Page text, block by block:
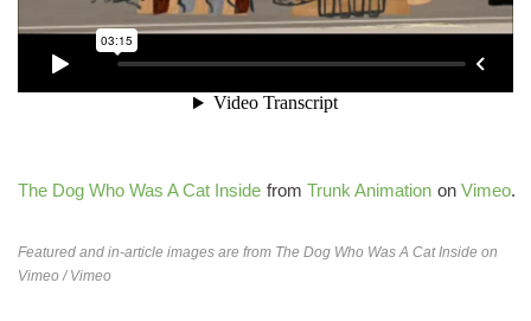
The Dog Who Was A Cat Inside from Trunk Animation on Vimeo.
Featured and in-article images are from The Dog Who Was A Cat Inside on
Vimeo/ Vimeo